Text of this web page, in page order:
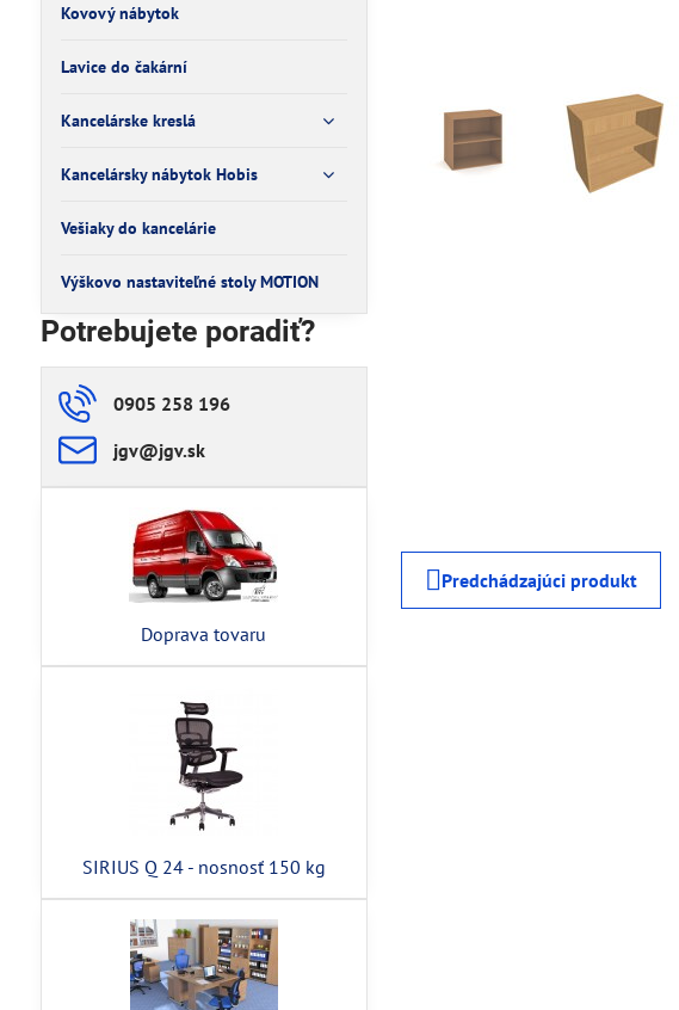
Predchádzajúci produkt
Kovový nábytok
Lavice do čakární
Kancelárske kreslá
Kancelársky nábytok Hobis
Vešiaky do kancelárie
Výškovo nastaviteľné stoly MOTION
Potrebujete poradiť?
0905 258 196
jgv​@jgv​.sk
Doprava tovaru
SIRIUS Q 24 - nosnosť 150 kg